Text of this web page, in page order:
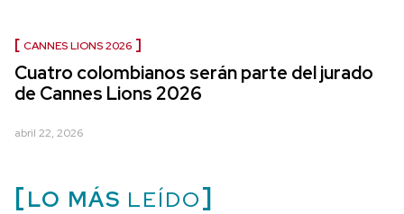
CANNES LIONS 2026
Cuatro colombianos serán parte del jurado
de Cannes Lions 2026
abril 22, 2026
LO MÁS LEÍDO